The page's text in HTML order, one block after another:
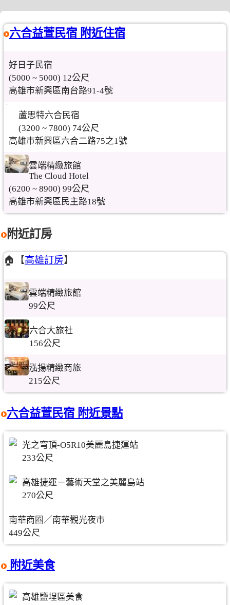
六合益萱民宿 附近住宿
好日子民宿
(5000 ~ 5000) 12公尺
高雄市新興區南台路91-4號
蘆思特六合民宿
(3200 ~ 7800) 74公尺
高雄市新興區六合二路75之1號
雲端精緻旅館
The Cloud Hotel
(6200 ~ 8900) 99公尺
高雄市新興區民主路18號
附近訂房
🏠【高雄訂房】
雲端精緻旅館
99公尺
六合大旅社
156公尺
泓揚精緻商旅
215公尺
六合益萱民宿 附近景點
光之穹頂-O5R10美麗島捷運站
233公尺
高雄捷運－藝術天堂之美麗島站
270公尺
南華商圈／南華觀光夜市
449公尺
附近美食
高雄鹽埕區美食